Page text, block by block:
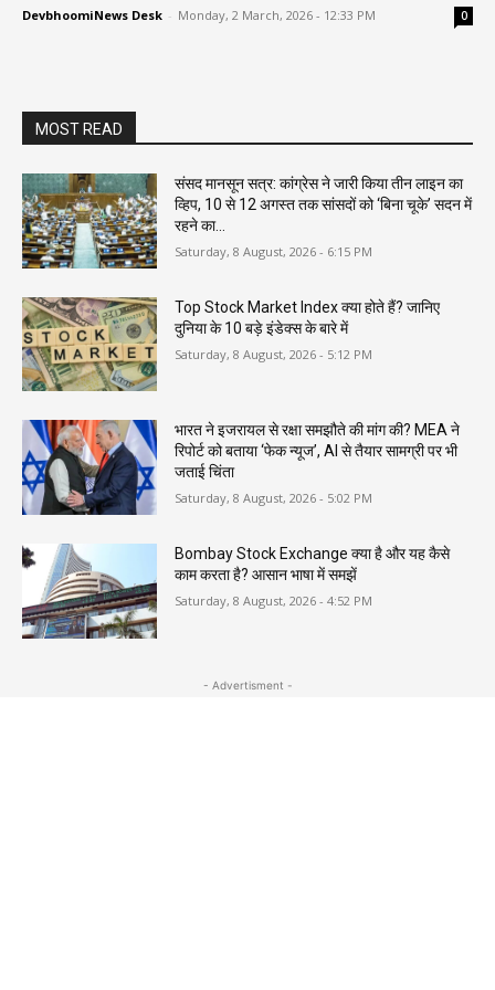
DevbhoomiNews Desk - Monday, 2 March, 2026 - 12:33 PM 0
MOST READ
संसद मानसून सत्र: कांग्रेस ने जारी किया तीन लाइन का
व्हिप, 10 से 12 अगस्त तक सांसदों को ‘बिना चूके’ सदन में
रहने का...
Saturday, 8 August, 2026 - 6:15 PM
Top Stock Market Index क्या होते हैं? जानिए
दुनिया के 10 बड़े इंडेक्स के बारे में
Saturday, 8 August, 2026 - 5:12 PM
भारत ने इजरायल से रक्षा समझौते की मांग की? MEA ने
रिपोर्ट को बताया ‘फेक न्यूज’, AI से तैयार सामग्री पर भी
जताई चिंता
Saturday, 8 August, 2026 - 5:02 PM
Bombay Stock Exchange क्या है और यह कैसे
काम करता है? आसान भाषा में समझें
Saturday, 8 August, 2026 - 4:52 PM
- Advertisment -